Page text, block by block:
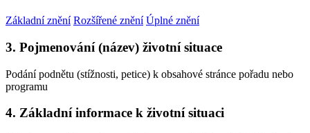
Základní znění Rozšířené znění Úplné znění
3. Pojmenování (název) životní situace
Podání podnětu (stížnosti, petice) k obsahové stránce pořadu nebo
programu
4. Základní informace k životní situaci